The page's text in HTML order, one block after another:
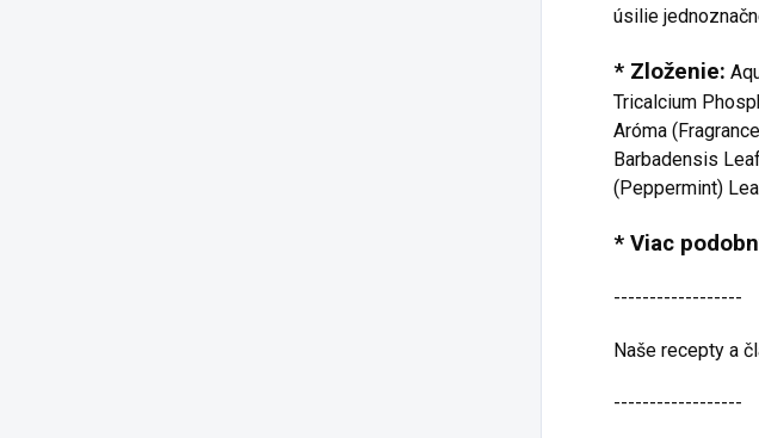
úsilie
* Zloženie:
Tricalcium
Aróma
Barbadensis
(Peppermint)
* Viac
------------------
Naše recepty a
------------------